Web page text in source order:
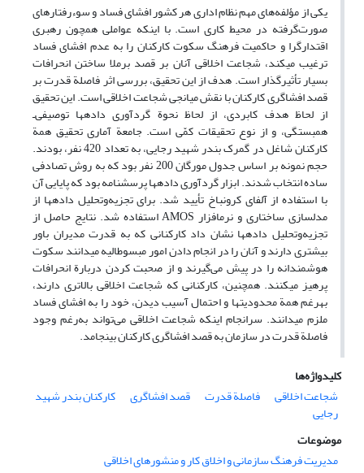
یکی از مؤلفه‌های مهم نظام اداری هر کشور افشای فساد و سوء‌رفتارهای
صورت‌گرفته در محیط کاری است. با اینکه عواملی همچون رهبری
اقتدارگرا و حاکمیت فرهنگ سکوت کارکنان را به عدم افشای فساد
ترغیب می‏کند، شجاعت اخلاقی آنان بر قصد برملا ساختن انحرافات
بسیار تأثیرگذار است. هدف از این تحقیق، بررسی اثر فاصلة قدرت بر
قصد افشاگری کارکنان با نقش میانجی شجاعت اخلاقی است. این تحقیق
از لحاظ هدف کابردی، از لحاظ نحوة گردآوری داده‏ها توصیفی‌ـ
همبستگی، و از نوع تحقیقات کمّی است. جامعة آماری تحقیق همة
کارکنان شاغل در گمرک بندر شهید رجایی، به تعداد 420 نفر، بودند.
حجم نمونه بر اساس جدول مورگان 200 نفر بود که به روش تصادفی
ساده انتخاب شدند. ابزار گردآوری داده‏ها پرسشنامه بود که پایایی آن
با استفاده از آلفای کرونباخ تأیید شد. برای تجزیه‌وتحلیل داده‏ها از
مدل‏سازی ساختاری و نرم‏افزار AMOS استفاده شد. نتایج حاصل از
تجزیه‌وتحلیل داده‏ها نشان داد کارکنانی که به قدرت مدیران باور
بیشتری دارند و آنان را در انجام دادن امور مبسوط‏الیه می‏دانند سکوت
هوشمندانه را در پیش می‌گیرند و از صحبت کردن دربارة انحرافات
پرهیز می‏کنند. همچنین، کارکنانی که شجاعت اخلاقی بالاتری دارند،
به‏رغم همة محدودیت‏ها و احتمال آسیب دیدن، خود را به افشای فساد
ملزم می‏دانند. سرانجام اینکه شجاعت اخلاقی می‌تواند به‌رغم وجود
فاصلة قدرت در سازمان به قصد افشاگری کارکنان بینجامد.
کلیدواژه‌ها
شجاعت اخلاقی
فاصلة قدرت قصد افشاگری کارکنان بندر شهید
رجایی
موضوعات
مدیریت فرهنگ سازمانی و اخلاق کار و منشورهای اخلاقی